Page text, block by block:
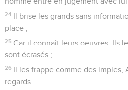
24 Il brise les grands sans
place ;
25 Car il connaît leurs oeuvres. Ils
sont écrasés ;
26 Il les frappe comme des impies,
regards.